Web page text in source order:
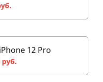
12 Pro
руб.